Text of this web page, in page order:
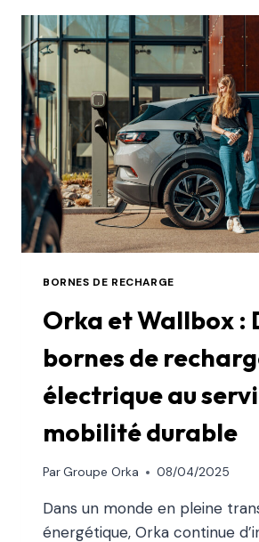
BORNES DE RECHARGE
Orka et Wallbox :
bornes de
électrique au
mobilité durable
ParGroupe Orka 08/04/2025
Dans un monde en pleine
énergétique, Orka continue